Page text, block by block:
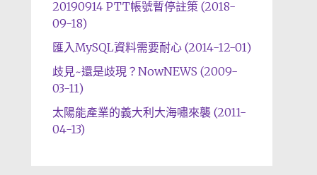
20190914 PTT帳號暫停註策 (2018-
09-18)
匯入MySQL資料需要耐心 (2014-12-01)
歧見~還是歧現？NowNEWS (2009-
03-11)
太陽能產業的義大利大海嘯來襲 (2011-
04-13)